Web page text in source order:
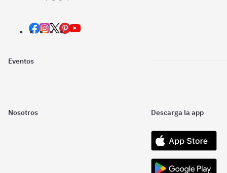
Eventos
Nosotros Descarga la app